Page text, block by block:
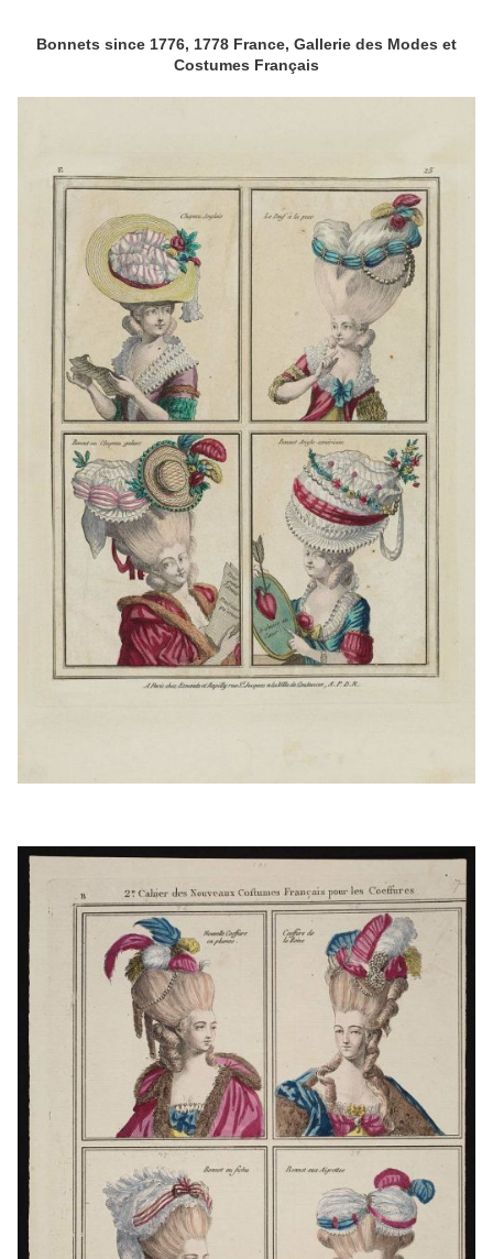
Bonnets since 1776, 1778 France, Gallerie des Modes et
Costumes Français